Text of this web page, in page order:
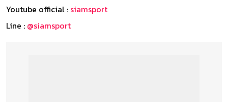
Youtube official : siamsport
Line : @siamsport